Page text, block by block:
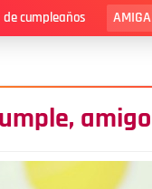
cumpleaños AMIGA
amigo